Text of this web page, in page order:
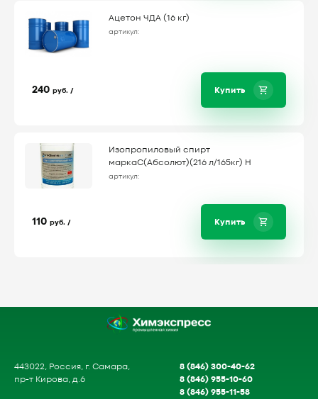
Ацетон ЧДА (16 кг)
артикул:
240 руб. / Купить
Изопропиловый спирт
маркаС(Абсолют)(216 л/165кг) Н
артикул:
110 руб. / Купить
443022, Россия, г. Самара,
пр-т Кирова, д.6
8 (846) 300-40-62
8 (846) 955-10-60
8 (846) 955-11-58